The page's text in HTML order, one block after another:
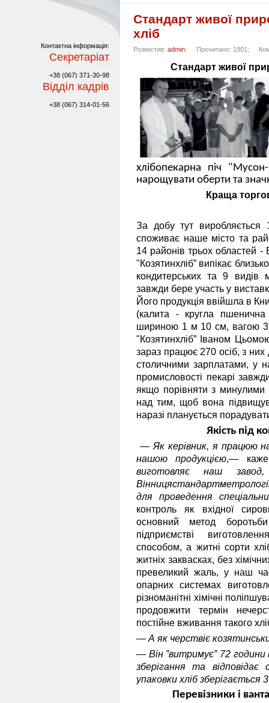
Стандарт живої
хліб
Розмістив: admin; Прочитано: 1801;
Стандарт живої
хлібопекарна піч
нарощувати оберти та
Краща
За добу тут виробляється
споживає наше місто та
14 районів трьох областей -
"Козятинхліб” випікає
кондитерських та 9 видів
завжди бере участь у
Його продукція ввійшла в
(калита - кругла
шириною 1 м 10 см, вагою
"Козятинхліб” Іваном
зараз працює 270 осіб, з них
столичними зарплатами, у
промисловості пекарі
якщо порівняти з минулими
над тим, щоб вона
наразі планується
Якість під
— Як керівник, я працюю
нашою продукцією,—
виготовляє наш
для проведення
контроль як вхідної
основний метод
підприємстві
способом, а житні сорти
житніх заквасках, без
превеликий жаль, у наш
опарних системах
різноманітні хімічні
продовжити термін
постійне вживання такого
— А як черствіє
— Він ”витримує” 72
зберігання та
упаковки хліб зберігається
Перевізники і
Контактна інформація:
Секретаріат
+38 (067) 371-30-98
Відділ кадрів
+38 (067) 314-01-56